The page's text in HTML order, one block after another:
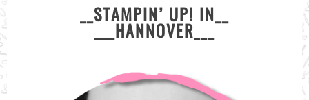
__STAMPIN’ UP! IN__
___HANNOVER___